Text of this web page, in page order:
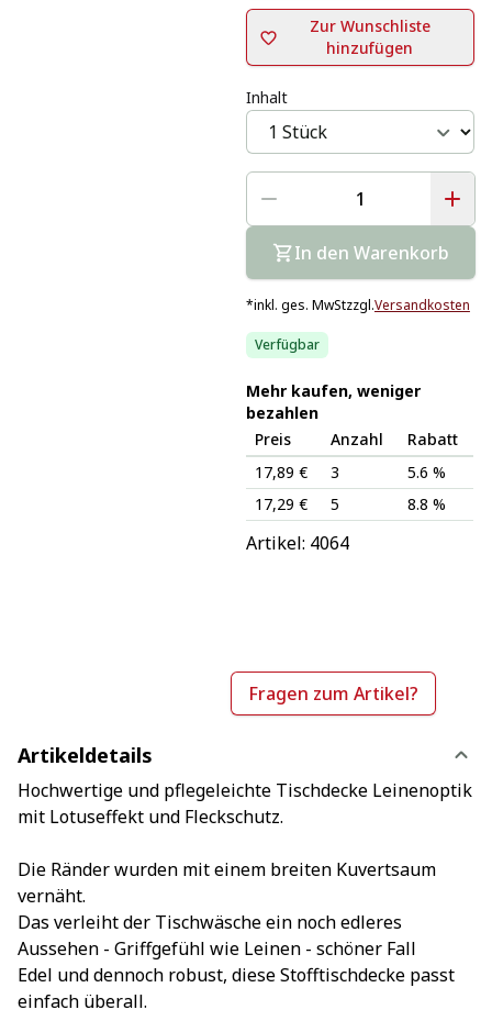
Zur Wunschliste
hinzufügen
Inhalt
In den Warenkorb
*inkl. ges. MwStzzgl.Versandkosten
Verfügbar
Mehr kaufen, weniger
bezahlen
Preis
Anzahl
Rabatt
17,89 €
3
5.6 %
17,29 €
5 8.8 %
Artikel: 4064
Fragen zum Artikel?
Artikeldetails
Hochwertige und pflegeleichte Tischdecke Leinenoptik
mit Lotuseffekt und Fleckschutz.
Die Ränder wurden mit einem breiten Kuvertsaum
vernäht.
Das verleiht der Tischwäsche ein noch edleres
Aussehen - Griffgefühl wie Leinen - schöner Fall
Edel und dennoch robust, diese Stofftischdecke passt
einfach überall.